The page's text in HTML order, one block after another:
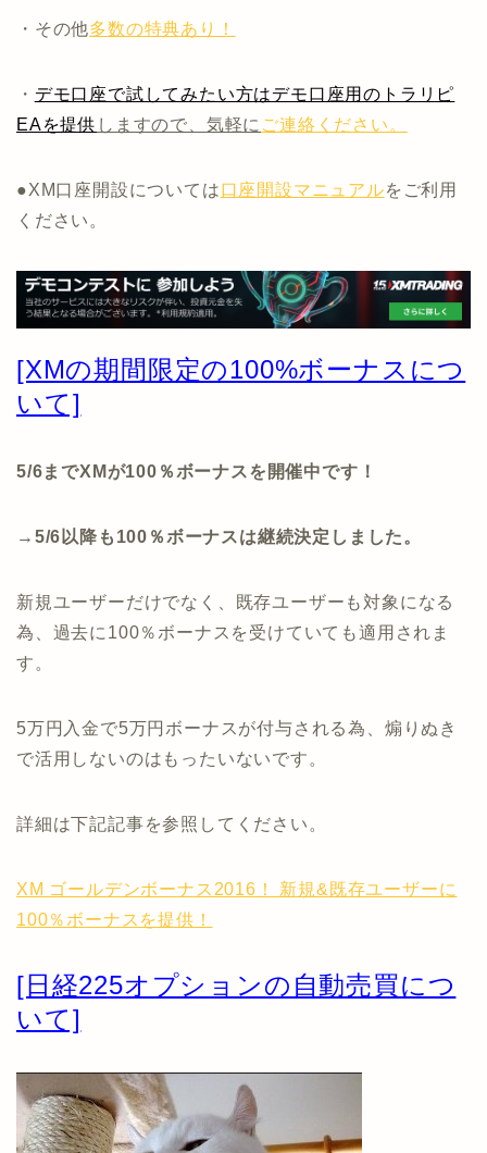
・その他多数の特典あり！
・ デモ口座で試してみたい方はデモ口座用のトラリピ
EAを提供 しますので、気軽に ご連絡ください。
●XM口座開設については口座開設マニュアルをご利用
ください。
[XMの期間限定の100%ボーナスにつ
いて]
5/6までXMが100％ボーナスを開催中です！
→5/6以降も100％ボーナスは継続決定しました。
新規ユーザーだけでなく、既存ユーザーも対象になる
為、過去に100％ボーナスを受けていても適用されま
す。
5万円入金で5万円ボーナスが付与される為、煽りぬき
で活用しないのはもったいないです。
詳細は下記記事を参照してください。
XM ゴールデンボーナス2016！ 新規&既存ユーザーに
100％ボーナスを提供！
[日経225オプションの自動売買につ
いて]